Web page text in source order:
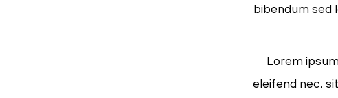
bibendum sed
Lorem
eleifend nec,